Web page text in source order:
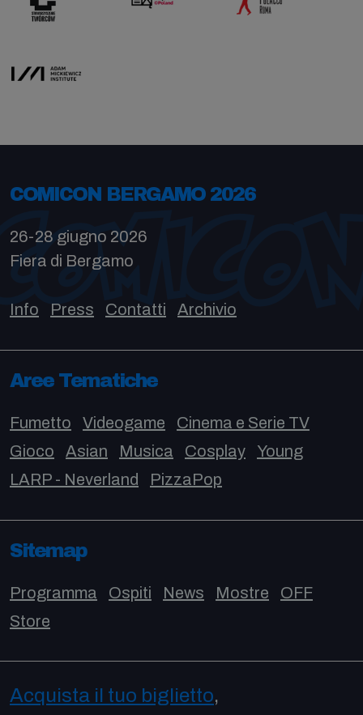
COMICON BERGAMO 2026
26-28 giugno 2026
Fiera di Bergamo
Info Press Contatti Archivio
Aree Tematiche
Fumetto Videogame
Cinema e Serie TV
Gioco
Asian Musica Cosplay
Young
LARP - Neverland
PizzaPop
Sitemap
Programma Ospiti News Mostre
OFF
Store
Acquista il tuo biglietto,